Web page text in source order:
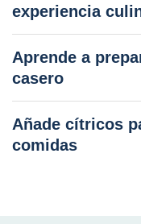
experiencia
Aprende a
casero
Añade cítricos
comidas